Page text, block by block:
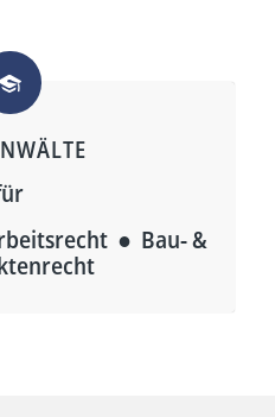
● Bau- &